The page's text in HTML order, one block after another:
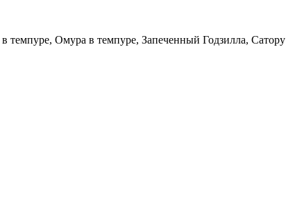
темпуре, Омура в темпуре, Запеченный Годзилла, Сатору